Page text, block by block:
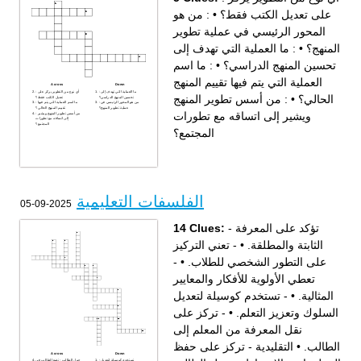
Across
: أي نوع من التطوير يركز على
تعديل الكتب فقط؟
: ما اسم العملية التي يتم فيها
تقييم المنهج الحالي؟
: من أسس تطوير المنهج ويشير
إلى اتساقه مع تطورات
المجتمع؟
Down
: ما العملية التي تهدف إلى
تحسين المنهج الدراسي؟
: من هو المحور الرئيسي في
عملية تطوير المنهج؟
على تعديل الكتب فقط؟ • : من هو
المحور الرئيسي في عملية تطوير
المنهج؟ • : ما العملية التي تهدف إلى
تحسين المنهج الدراسي؟ • : ما اسم
العملية التي يتم فيها تقييم المنهج
الحالي؟ • : من أسس تطوير المنهج
ويشير إلى اتساقه مع تطورات
المجتمع؟
الفلسفات التعليمية 2025-09-05
Across
حول الطالب - تضع الطالب في
Down
- تستخدم كوسيلة لتعديل
14 Clues: - تؤكد على المعرفة
الثابتة والمطلقة. • - تعني التركيز
على التطور الشخصي للطلاب. •
-
تعطي الأولوية للأفكار والمعايير
المثالية. • - تستخدم كوسيلة لتعديل
السلوك وتعزيز التعلم.
• - تركز على
نقل المعرفة من المعلم إلى
الطالب. • التقليدية - تركز على حفظ